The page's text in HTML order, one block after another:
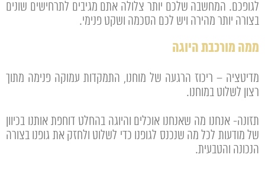
לגופכם. המחשבה שלכם יותר צלולה אתם מגיבים לתרחישים שונים
בצורה יותר מהירה ויש לכם הסכמה ושקט פנימי.
ממה מורכבת היוגה
מדיטציה – ריכוז הרגעה של מוחנו, התמקדות עמוקה פנימה מתוך
רצון לשלוט במוחנו.
תזונה- אנחנו מה שאנחנו אוכלים והיוגה בהחלט דוחפת אותנו בכיוון
של מודעות לכל מה שנכנס לגופנו כדי לשלוט ולחזק את גופנו בצורה
הנכונה והטבעית.